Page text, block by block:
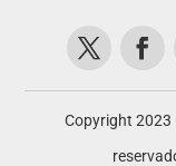
Copyright 2023